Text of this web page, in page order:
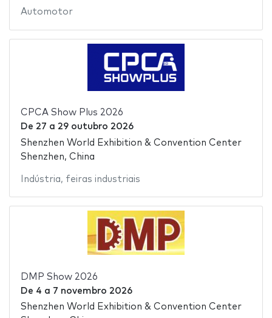
Automotor
CPCA Show Plus 2026
De 27 a 29 outubro 2026
Shenzhen World Exhibition & Convention Center
Shenzhen, China
Indústria, feiras industriais
DMP Show 2026
De 4 a 7 novembro 2026
Shenzhen World Exhibition & Convention Center